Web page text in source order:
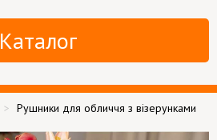
Каталог
Рушники для обличчя з візерунками